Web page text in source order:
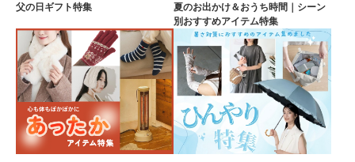
父の日ギフト特集
夏のお出かけ＆おうち時間｜シーン
別おすすめアイテム特集